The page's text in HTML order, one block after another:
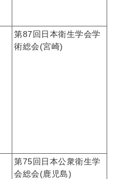
第87回日本衛生学会学
術総会(宮崎)
第75回日本公衆衛生学
会総会(鹿児島)